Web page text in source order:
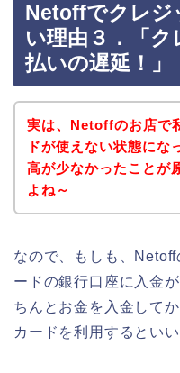
Netoffでクレジ
い理由３．「
払いの遅延！」
実は、Netoffのお店で
ドが使えない状態にな
高が少なかったことが
よね～
なので、もしも、
ードの銀行口座に入金
ちんとお金を入金して
カードを利用するといい